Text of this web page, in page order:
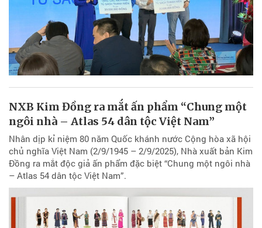
NXB Kim Đồng ra mắt ấn phẩm “Chung một
ngôi nhà – Atlas 54 dân tộc Việt Nam”
Nhân dịp kỉ niệm 80 năm Quốc khánh nước Cộng hòa xã hội
chủ nghĩa Việt Nam (2/9/1945 – 2/9/2025), Nhà xuất bản Kim
Đồng ra mắt độc giả ấn phẩm đặc biệt “Chung một ngôi nhà
– Atlas 54 dân tộc Việt Nam”.